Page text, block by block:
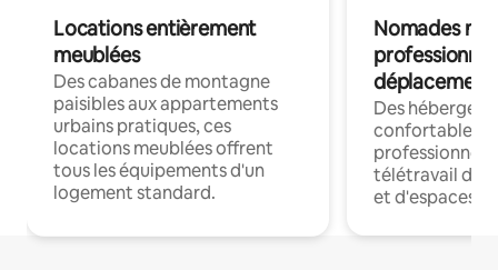
Locations entièrement
meublées
Des cabanes de montagne
paisibles aux appartements
urbains pratiques, ces
locations meublées offrent
tous les équipements d'un
logement standard.
Nomades
déplacement
Des
confortables
professionnels
télétravail
et d'espaces